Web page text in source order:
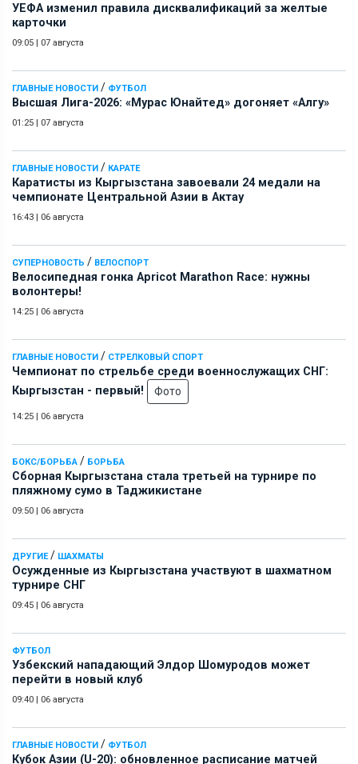
УЕФА изменил правила дисквалификаций за желтые
карточки
09:05 | 07 августа
ГЛАВНЫЕ НОВОСТИ / ФУТБОЛ
Высшая Лига-2026: «Мурас Юнайтед» догоняет «Алгу»
01:25 | 07 августа
ГЛАВНЫЕ НОВОСТИ / КАРАТЕ
Каратисты из Кыргызстана завоевали 24 медали на
чемпионате Центральной Азии в Актау
16:43 | 06 августа
СУПЕРНОВОСТЬ / ВЕЛОСПОРТ
Велосипедная гонка Apricot Marathon Race: нужны
волонтеры!
14:25 | 06 августа
ГЛАВНЫЕ НОВОСТИ / СТРЕЛКОВЫЙ СПОРТ
Чемпионат по стрельбе среди военнослужащих СНГ:
Кыргызстан - первый!
Фото
14:25 | 06 августа
БОКС/БОРЬБА / БОРЬБА
Сборная Кыргызстана стала третьей на турнире по
пляжному сумо в Таджикистане
09:50 | 06 августа
ДРУГИЕ/ ШАХМАТЫ
Осужденные из Кыргызстана участвуют в шахматном
турнире СНГ
09:45 | 06 августа
ФУТБОЛ
Узбекский нападающий Элдор Шомуродов может
перейти в новый клуб
09:40 | 06 августа
ГЛАВНЫЕ НОВОСТИ / ФУТБОЛ
Кубок Азии (U-20): обновленное расписание матчей